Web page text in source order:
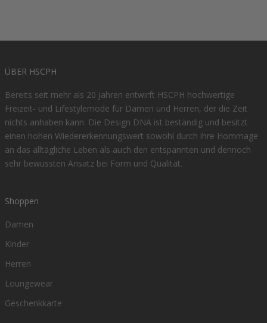
ÜBER HSCPH
Bereits seit mehr als 20 Jahren entwirft HSCPH hochwertige
Freizeit- und Lifestylemode für Damen und Herren, der die Zeit
nichts anhaben kann. Die Design DNA ist beständig und besitzt
einen hohen Wiedererkennungswert sowohl durch ihre Hommage
an das alltägliche Leben als auch den entspannten und dennoch
sehr bewussten Ansatz bei Form und Qualität.
Shoppen
Damen
Kinder
Herren
Loungewear
Geschenkkarte